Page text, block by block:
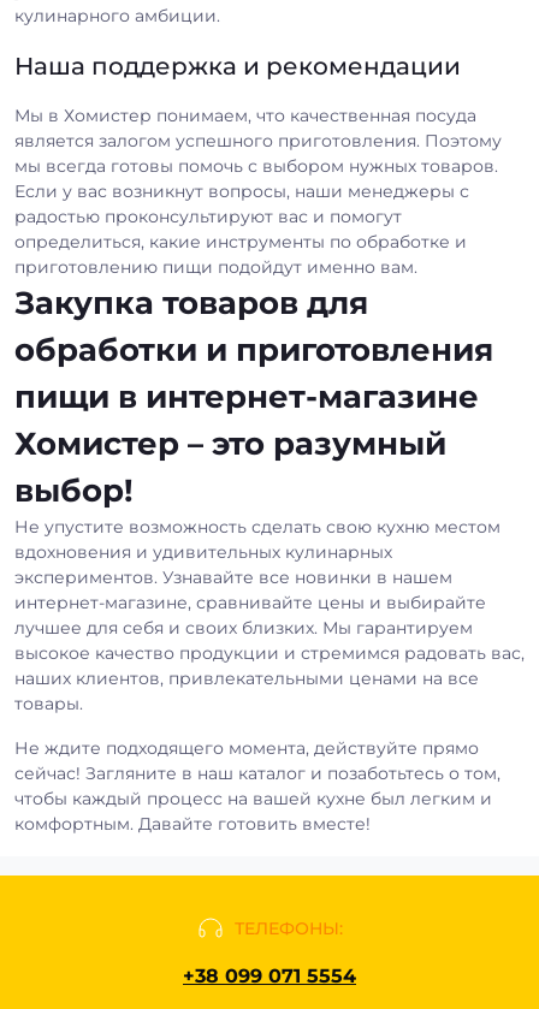
кулинарного амбиции.
Наша поддержка и рекомендации
Мы в Хомистер понимаем, что качественная посуда
является залогом успешного приготовления. Поэтому
мы всегда готовы помочь с выбором нужных товаров.
Если у вас возникнут вопросы, наши менеджеры с
радостью проконсультируют вас и помогут
определиться, какие инструменты по обработке и
приготовлению пищи подойдут именно вам.
Закупка товаров для
обработки и приготовления
пищи в интернет-магазине
Хомистер – это разумный
выбор!
Не упустите возможность сделать свою кухню местом
вдохновения и удивительных кулинарных
экспериментов. Узнавайте все новинки в нашем
интернет-магазине, сравнивайте цены и выбирайте
лучшее для себя и своих близких. Мы гарантируем
высокое качество продукции и стремимся радовать вас,
наших клиентов, привлекательными ценами на все
товары.
Не ждите подходящего момента, действуйте прямо
сейчас! Загляните в наш каталог и позаботьтесь о том,
чтобы каждый процесс на вашей кухне был легким и
комфортным. Давайте готовить вместе!
ТЕЛЕФОНЫ:
+38 099 071 5554